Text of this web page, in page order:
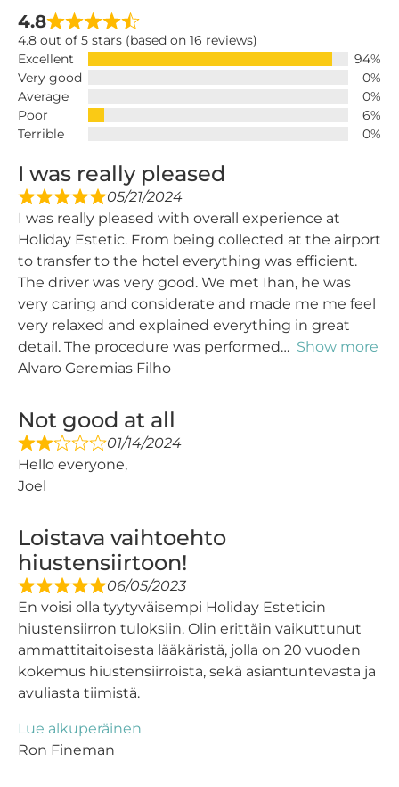
4.8
4.8 out of 5 stars (based on 16 reviews)
Excellent
94%
Very good
0%
Average
0%
Poor
6%
Terrible
0%
I was really pleased
05/21/2024
I was really pleased with overall experience at
Holiday Estetic. From being collected at the airport
to transfer to the hotel everything was efficient.
The driver was very good. We met Ihan, he was
very caring and considerate and made me me feel
very relaxed and explained everything in great
detail. The procedure was performed
Show more
Alvaro Geremias Filho
Not good at all
01/14/2024
Hello everyone,
Joel
Loistava vaihtoehto
hiustensiirtoon!
06/05/2023
En voisi olla tyytyväisempi Holiday Esteticin
hiustensiirron tuloksiin. Olin erittäin vaikuttunut
ammattitaitoisesta lääkäristä, jolla on 20 vuoden
kokemus hiustensiirroista, sekä asiantuntevasta ja
avuliasta tiimistä.
Lue alkuperäinen
Ron Fineman